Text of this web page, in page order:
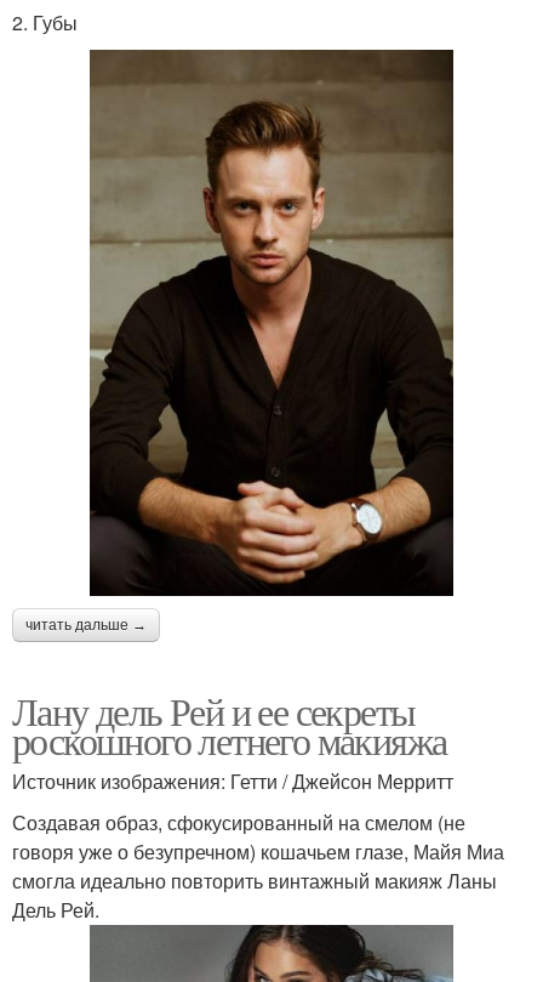
2. Губы
читать дальше →
Лану дель Рей и ее секреты
роскошного летнего макияжа
Источник изображения: Гетти / Джейсон Мерритт
Создавая образ, сфокусированный на смелом (не
говоря уже о безупречном) кошачьем глазе, Майя Миа
смогла идеально повторить винтажный макияж Ланы
Дель Рей.